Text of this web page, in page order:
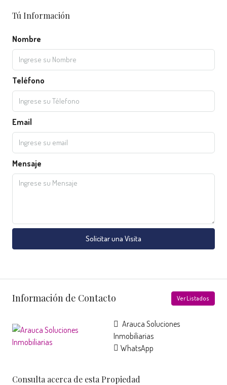
Tú Información
Nombre
Teléfono
Email
Mensaje
Solicitar una Visita
Información de Contacto Ver Listados
Arauca Soluciones
Inmobiliarias
WhatsApp
Consulta acerca de esta Propiedad